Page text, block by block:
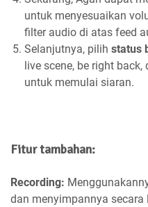
untuk menyesuaikan
filter audio di atas feed
Selanjutnya, pilih status
live scene, be right
untuk memulai siaran.
Fitur tambahan:
Recording:
dan menyimpannya secara